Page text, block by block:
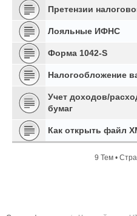
Претензии
Лояльные ИФНС
Форма 1042-S
Налогообложение
Учет доходов/
бумаг
Как открыть файл
9 Тем •